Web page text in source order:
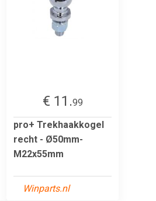
€ 11.99
pro+ Trekhaakkogel
recht - Ø50mm-
M22x55mm
Winparts.nl